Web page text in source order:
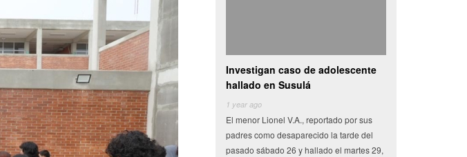
Investigan caso de adolescente
hallado en Susulá
1 year ago
El menor Lionel V.A., reportado por sus
padres como desaparecido la tarde del
pasado sábado 26 y hallado el martes 29,
Camioneta con vegetales choca y
se vuelva en centro de
Miles de pesos en frutas y verduras que
tenían como destino el municipio de
Conkal se perdieron en un siniestro vial